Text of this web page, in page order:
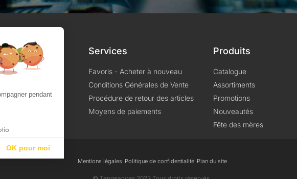
et moi
nous ?
de l'opticien
Services
Favoris - Acheter à nouveau
Conditions Générales de Vente
Procédure de retour des articles
Moyens de paiements
Produits
Catalogue
Assortiments
Promotions
Nouveautés
Fête des mères
Mentions légales Politique de confidentialité Plan du site
pendant
OK pour moi
Personnalisez vos Options